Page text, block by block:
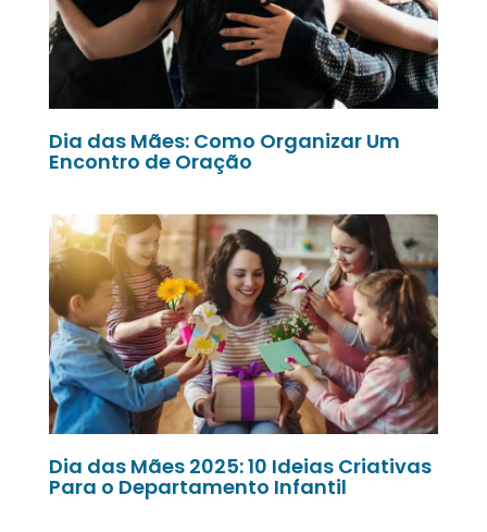
Dia das Mães: Como Organizar Um
Encontro de Oração
Dia das Mães 2025: 10 Ideias Criativas
Para o Departamento Infantil